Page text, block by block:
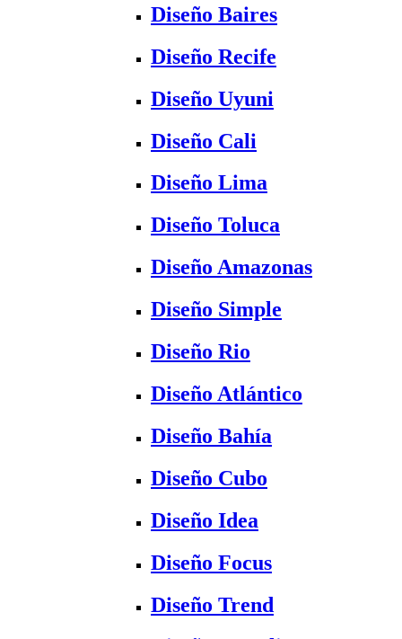
Diseño Baires
Diseño Recife
Diseño Uyuni
Diseño Cali
Diseño Lima
Diseño Toluca
Diseño Amazonas
Diseño Simple
Diseño Rio
Diseño Atlántico
Diseño Bahía
Diseño Cubo
Diseño Idea
Diseño Focus
Diseño Trend